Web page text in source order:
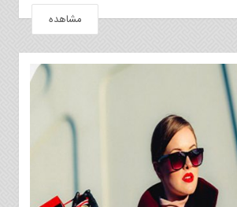
مشاهده